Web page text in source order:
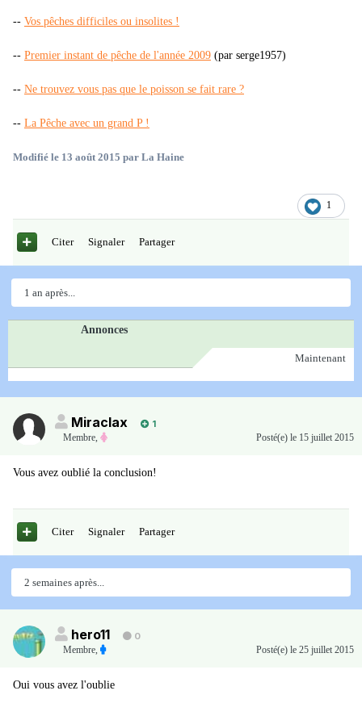
-- Vos pêches difficiles ou insolites !
-- Premier instant de pêche de l'année 2009 (par serge1957)
-- Ne trouvez vous pas que le poisson se fait rare ?
-- La Pêche avec un grand P !
Modifié le 13 août 2015 par La Haine
1
Citer Signaler Partager
1 an après...
Annonces
Maintenant
Miraclax
1
Membre
Posté(e) le 15 juillet 2015
Vous avez oublié la conclusion!
Citer Signaler Partager
2 semaines après...
hero11
0
Membre
Posté(e) le 25 juillet 2015
Oui vous avez l'oublie